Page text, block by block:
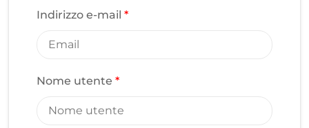
Indirizzo e-mail *
Nome utente *